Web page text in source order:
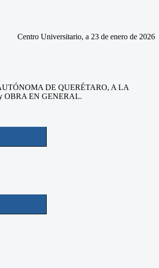
Centro Universitario, a 23 de enero de 2026
DE QUERÉTARO, A LA
OBRA EN GENERAL.